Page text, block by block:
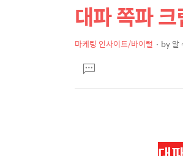
상
컨
텐
본
문
제
대파 쪽파
마케팅 인사이트/바이럴 by알
문댓
글